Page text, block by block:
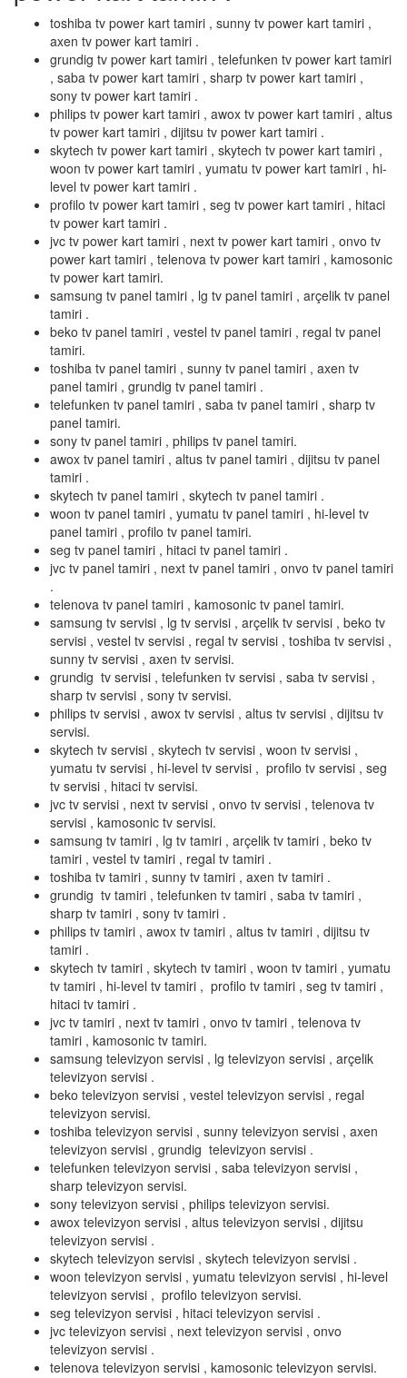
toshiba tv power kart tamiri , sunny tv power kart tamiri ,
axen tv power kart tamiri .
grundig tv power kart tamiri , telefunken tv power kart tamiri
, saba tv power kart tamiri , sharp tv power kart tamiri ,
sony tv power kart tamiri .
philips tv power kart tamiri , awox tv power kart tamiri , altus
tv power kart tamiri , dijitsu tv power kart tamiri .
skytech tv power kart tamiri , skytech tv power kart tamiri ,
woon tv power kart tamiri , yumatu tv power kart tamiri , hi-
level tv power kart tamiri .
profilo tv power kart tamiri , seg tv power kart tamiri , hitaci
tv power kart tamiri .
jvc tv power kart tamiri , next tv power kart tamiri , onvo tv
power kart tamiri , telenova tv power kart tamiri , kamosonic
tv power kart tamiri.
samsung tv panel tamiri , lg tv panel tamiri , arçelik tv panel
tamiri .
beko tv panel tamiri , vestel tv panel tamiri , regal tv panel
tamiri.
toshiba tv panel tamiri , sunny tv panel tamiri , axen tv
panel tamiri , grundig tv panel tamiri .
telefunken tv panel tamiri , saba tv panel tamiri , sharp tv
panel tamiri.
sony tv panel tamiri , philips tv panel tamiri.
awox tv panel tamiri , altus tv panel tamiri , dijitsu tv panel
tamiri .
skytech tv panel tamiri , skytech tv panel tamiri .
woon tv panel tamiri , yumatu tv panel tamiri , hi-level tv
panel tamiri , profilo tv panel tamiri.
seg tv panel tamiri , hitaci tv panel tamiri .
jvc tv panel tamiri , next tv panel tamiri , onvo tv panel tamiri
.
telenova tv panel tamiri , kamosonic tv panel tamiri.
samsung tv servisi , lg tv servisi , arçelik tv servisi , beko tv
servisi , vestel tv servisi , regal tv servisi , toshiba tv servisi ,
sunny tv servisi , axen tv servisi.
grundig tv servisi , telefunken tv servisi , saba tv servisi ,
sharp tv servisi , sony tv servisi.
philips tv servisi , awox tv servisi , altus tv servisi , dijitsu tv
servisi.
skytech tv servisi , skytech tv servisi , woon tv servisi ,
yumatu tv servisi , hi-level tv servisi , profilo tv servisi , seg
tv servisi , hitaci tv servisi.
jvc tv servisi , next tv servisi , onvo tv servisi , telenova tv
servisi , kamosonic tv servisi.
samsung tv tamiri , lg tv tamiri , arçelik tv tamiri , beko tv
tamiri , vestel tv tamiri , regal tv tamiri .
toshiba tv tamiri , sunny tv tamiri , axen tv tamiri .
grundig tv tamiri , telefunken tv tamiri , saba tv tamiri ,
sharp tv tamiri , sony tv tamiri .
philips tv tamiri , awox tv tamiri , altus tv tamiri , dijitsu tv
tamiri .
skytech tv tamiri , skytech tv tamiri , woon tv tamiri , yumatu
tv tamiri , hi-level tv tamiri , profilo tv tamiri , seg tv tamiri ,
hitaci tv tamiri .
jvc tv tamiri , next tv tamiri , onvo tv tamiri , telenova tv
tamiri , kamosonic tv tamiri.
samsung televizyon servisi , lg televizyon servisi , arçelik
televizyon servisi .
beko televizyon servisi , vestel televizyon servisi , regal
televizyon servisi.
toshiba televizyon servisi , sunny televizyon servisi , axen
televizyon servisi , grundig televizyon servisi .
telefunken televizyon servisi , saba televizyon servisi ,
sharp televizyon servisi.
sony televizyon servisi , philips televizyon servisi.
awox televizyon servisi , altus televizyon servisi , dijitsu
televizyon servisi .
skytech televizyon servisi , skytech televizyon servisi .
woon televizyon servisi , yumatu televizyon servisi , hi-level
televizyon servisi , profilo televizyon servisi.
seg televizyon servisi , hitaci televizyon servisi .
jvc televizyon servisi , next televizyon servisi , onvo
televizyon servisi .
telenova televizyon servisi , kamosonic televizyon servisi.